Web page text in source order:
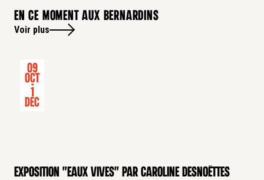
En ce moment aux bernardins
Voir plus
09
Oct
-
1
Dec
Exposition "Eaux Vives" par Caroline Desnoëttes